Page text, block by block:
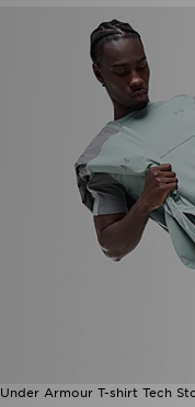
Under Armour T-shirt Tech